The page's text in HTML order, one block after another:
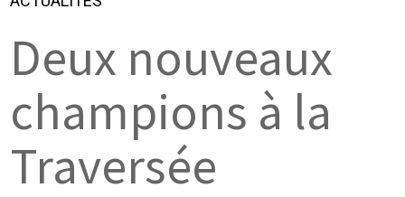
Deux nouveaux
champions à la
Traversée